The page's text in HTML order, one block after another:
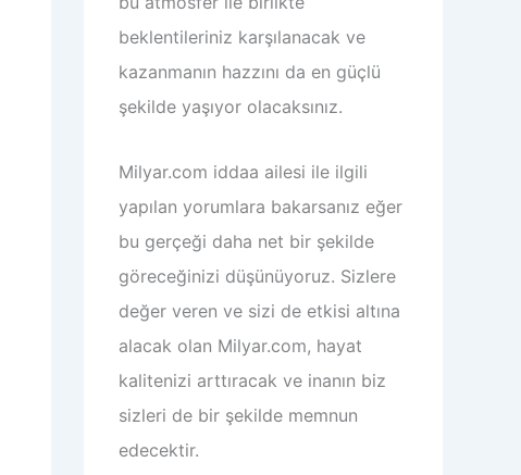
beklentileriniz karşılanacak ve
kazanmanın hazzını da en güçlü
şekilde yaşıyor olacaksınız.
Milyar.com iddaa ailesi ile ilgili
yapılan yorumlara bakarsanız eğer
bu gerçeği daha net bir şekilde
göreceğinizi düşünüyoruz. Sizlere
değer veren ve sizi de etkisi altına
alacak olan Milyar.com, hayat
kalitenizi arttıracak ve inanın biz
sizleri de bir şekilde memnun
edecektir.